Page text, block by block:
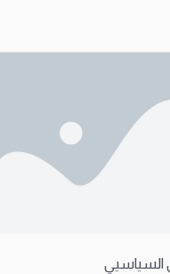
السياسيي